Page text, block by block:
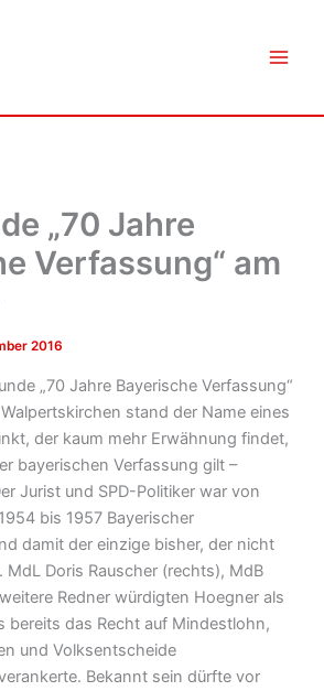
„70 Jahre
Verfassung“ am
2016
„70 Jahre Bayerische Verfassung“
stand der Name eines
der kaum mehr Erwähnung findet,
bayerischen Verfassung gilt –
Jurist und SPD-Politiker war von
bis 1957 Bayerischer
damit der einzige bisher, der nicht
MdL Doris Rauscher (rechts), MdB
Redner würdigten Hoegner als
bereits das Recht auf Mindestlohn,
und Volksentscheide
Bekannt sein dürfte vor